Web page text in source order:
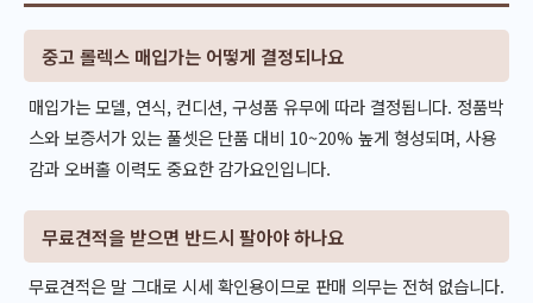
중고 롤렉스 매입가는 어떻게 결정되나요
매입가는 모델, 연식, 컨디션, 구성품 유무에 따라 결정됩니다. 정품박
스와 보증서가 있는 풀셋은 단품 대비 10~20% 높게 형성되며, 사용
감과 오버홀 이력도 중요한 감가요인입니다.
무료견적을 받으면 반드시 팔아야 하나요
무료견적은 말 그대로 시세 확인용이므로 판매 의무는 전혀 없습니다.